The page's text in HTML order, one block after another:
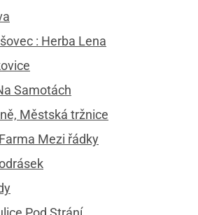
: Herba Lena
Samotách
Městská tržnice
Mezi řádky